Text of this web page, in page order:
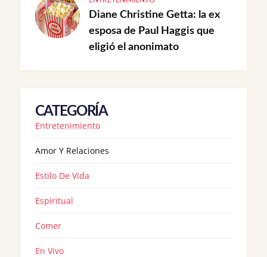
Diane Christine Getta: la ex
esposa de Paul Haggis que
eligió el anonimato
CATEGORÍA
Entretenimiento
Amor Y Relaciones
Estilo De Vida
Espiritual
Comer
En Vivo